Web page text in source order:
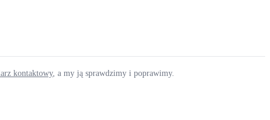
kontaktowy, a my ją sprawdzimy i poprawimy.